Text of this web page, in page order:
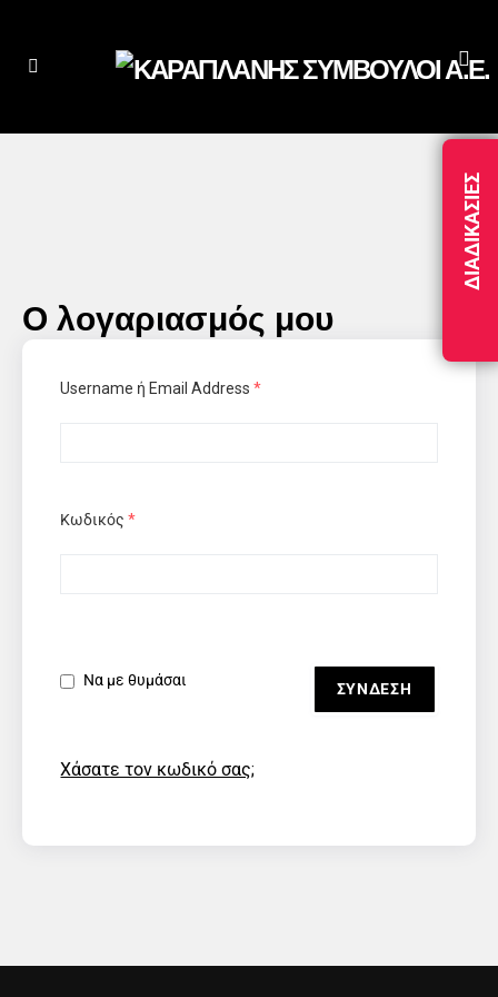
Ο λογαριασμός μου
Username ή Email Address*
Κωδικός*
Να με θυμάσαι
Χάσατε τον κωδικό σας;
ΔΙΑΔΙΚΑΣΊΕΣ